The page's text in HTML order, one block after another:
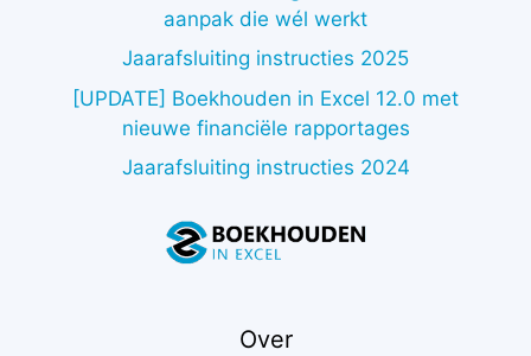
aanpak die wél werkt
Jaarafsluiting instructies 2025
[UPDATE] Boekhouden in Excel 12.0 met
nieuwe financiële rapportages
Jaarafsluiting instructies 2024
Over